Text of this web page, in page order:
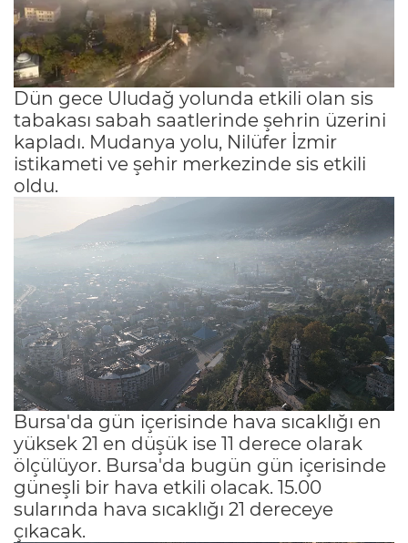
Dün gece Uludağ yolunda etkili olan sis
tabakası sabah saatlerinde şehrin üzerini
kapladı. Mudanya yolu, Nilüfer İzmir
istikameti ve şehir merkezinde sis etkili
oldu.
Bursa'da gün içerisinde hava sıcaklığı en
yüksek 21 en düşük ise 11 derece olarak
ölçülüyor. Bursa'da bugün gün içerisinde
güneşli bir hava etkili olacak. 15.00
sularında hava sıcaklığı 21 dereceye
çıkacak.